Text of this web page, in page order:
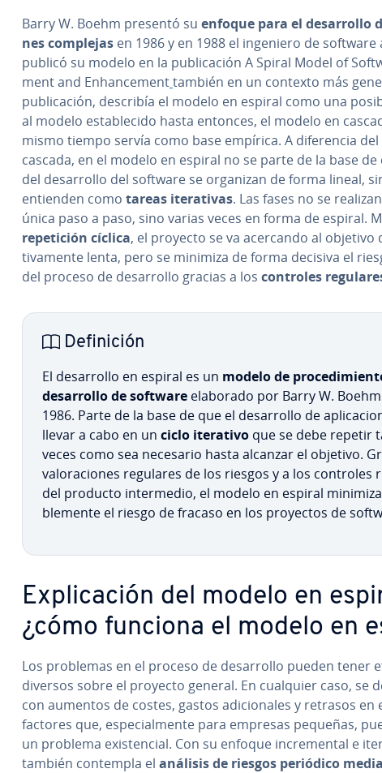
Barry W. Boehm presentó su enfoque para el de­sa­rro­llo
nes complejas en 1986 y en 1988 el ingeniero de software
publicó su modelo en la pu­bli­ca­ción A Spiral Model of
me­nt and En­ha­n­ce­me­nttambién en un contexto más
pu­bli­ca­ción, describía el modelo en espiral como una
al modelo es­ta­ble­ci­do hasta entonces, el modelo en
mismo tiempo servía como base empírica. A di­fe­re­n­cia
cascada, en el modelo en espiral no se parte de la base de
del de­sa­rro­llo del software se organizan de forma lineal,
entienden como tareas ite­ra­ti­vas. Las fases no se
única paso a paso, sino varias veces en forma de espiral.
re­pe­ti­ción cíclica, el proyecto se va acercando al
ti­va­me­n­te lenta, pero se minimiza de forma decisiva el
del proceso de de­sa­rro­llo gracias a los controles
De­fi­ni­ción
El de­sa­rro­llo en espiral es un modelo de
de­sa­rro­llo de software elaborado por Barry W.
1986. Parte de la base de que el de­sa­rro­llo de
llevar a cabo en un ciclo iterativo que se debe repetir
veces como sea necesario hasta alcanzar el objetivo.
va­lo­ra­cio­nes regulares de los riesgos y a los controles
del producto in­te­r­me­dio, el modelo en espiral
ble­me­n­te el riesgo de fracaso en los proyectos de
Ex­pli­ca­ción del modelo en
¿cómo funciona el modelo en
Los problemas en el proceso de de­sa­rro­llo pueden tener
diversos sobre el proyecto general. En cualquier caso, se
con aumentos de costes, gastos adi­cio­na­les y retrasos en
factores que, es­pe­cia­l­me­n­te para empresas pequeñas,
un problema exi­s­te­n­cial. Con su enfoque in­cre­me­n­tal e
también contempla el análisis de riesgos periódico